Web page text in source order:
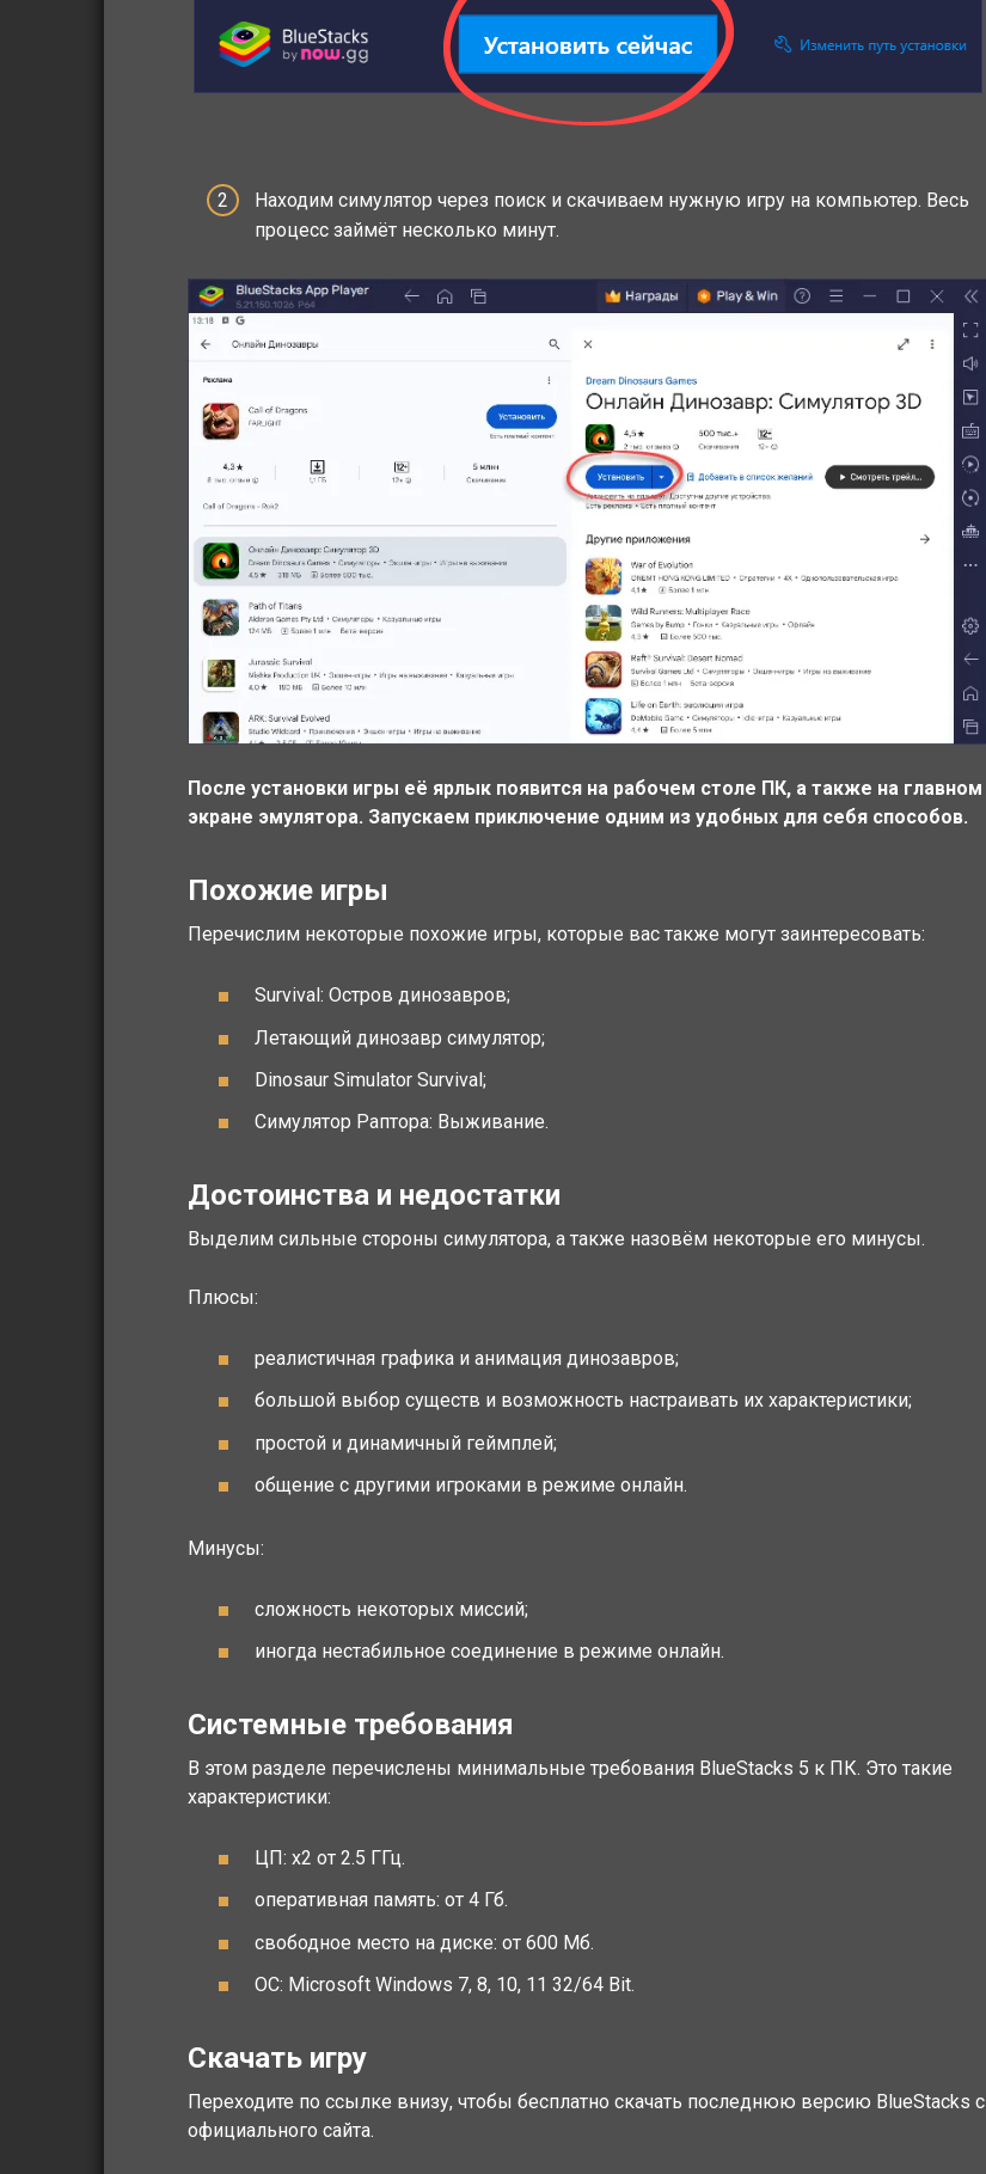
Находим симулятор через поиск и скачиваем нужную игру на компьютер. Весь
процесс займёт несколько минут.
После установки игры её ярлык появится на рабочем столе ПК, а также на главном
экране эмулятора. Запускаем приключение одним из удобных для себя способов.
Похожие игры
Перечислим некоторые похожие игры, которые вас также могут заинтересовать:
Survival: Остров динозавров;
Летающий динозавр симулятор;
Dinosaur Simulator Survival;
Симулятор Раптора: Выживание.
Достоинства и недостатки
Выделим сильные стороны симулятора, а также назовём некоторые его минусы.
Плюсы:
реалистичная графика и анимация динозавров;
большой выбор существ и возможность настраивать их характеристики;
простой и динамичный геймплей;
общение с другими игроками в режиме онлайн.
Минусы:
сложность некоторых миссий;
иногда нестабильное соединение в режиме онлайн.
Системные требования
В этом разделе перечислены минимальные требования BlueStacks 5 к ПК. Это такие
характеристики:
ЦП: x2 от 2.5 ГГц.
оперативная память: от 4 Гб.
свободное место на диске: от 600 Мб.
ОС: Microsoft Windows 7, 8, 10, 11 32/64 Bit.
Скачать игру
Переходите по ссылке внизу, чтобы бесплатно скачать последнюю версию BlueStacks с
официального сайта.